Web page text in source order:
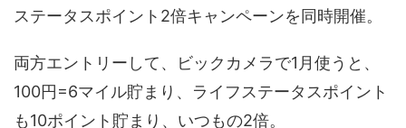
ステータスポイント2倍キャンペーンを同時開催。
両方エントリーして、ビックカメラで1月使うと、
100円=6マイル貯まり、ライフステータスポイント
も10ポイント貯まり、いつもの2倍。